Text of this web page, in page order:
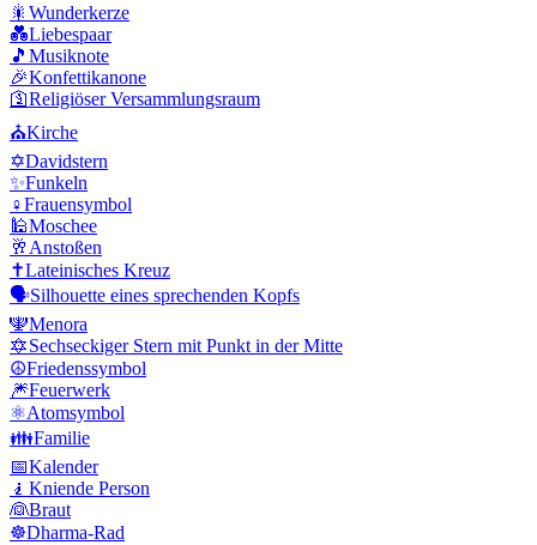
🎇 Wunderkerze
💑Liebespaar
🎵 Musiknote
🎉Konfettikanone
🛐Religiöser Versammlungsraum
⛪Kirche
✡️Davidstern
✨Funkeln
♀️Frauensymbol
🕌Moschee
🥂 Anstoßen
✝️Lateinisches Kreuz
🗣️Silhouette eines sprechenden Kopfs
🕎Menora
🔯Sechseckiger Stern mit Punkt in der Mitte
☮️Friedenssymbol
🎆Feuerwerk
⚛️Atomsymbol
👪Familie
📅Kalender
🧎 Kniende Person
👰Braut
☸️Dharma-Rad